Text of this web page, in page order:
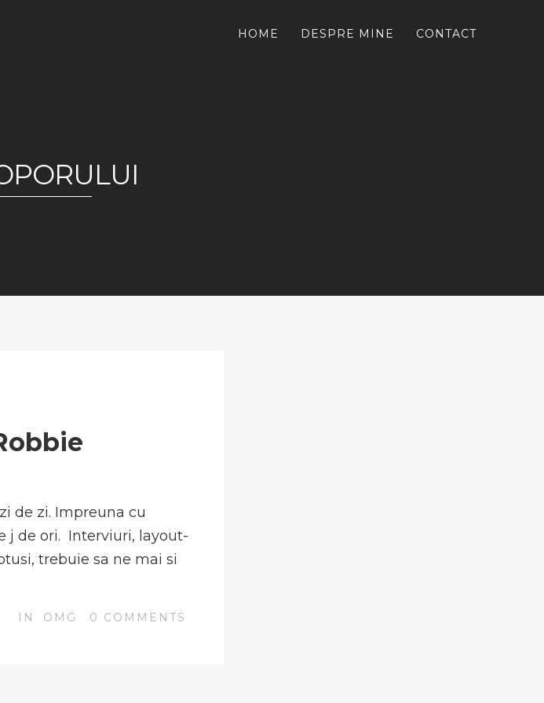
HOME DESPRE MINE CONTACT
de zi. Impreuna cu
j de ori. Interviuri, layout-
trebuie sa ne mai si
IN OMG 0 COMMENTS